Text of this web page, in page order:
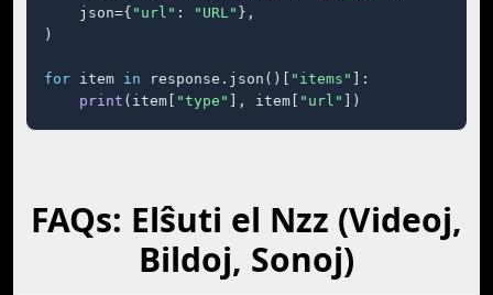
    json={
"url" : "URL" },
)
for item in response.json()[ "items"
]:
print (item[ "type" ], item[ "url" ])
FAQs: Elŝuti el Nzz (Videoj,
Bildoj, Sonoj)